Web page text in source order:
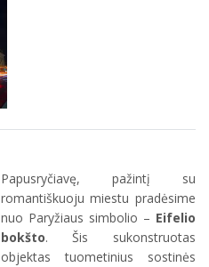
Papusryčiavę, pažintį su
romantiškuoju miestu pradėsime
nuo Paryžiaus simbolio – Eifelio
bokšto. Šis sukonstruotas
objektas tuometinius sostinės